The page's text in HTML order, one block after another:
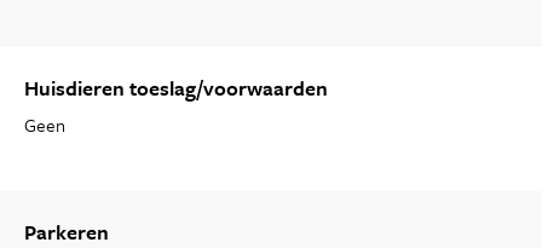
Huisdieren toeslag/voorwaarden
Geen
Parkeren